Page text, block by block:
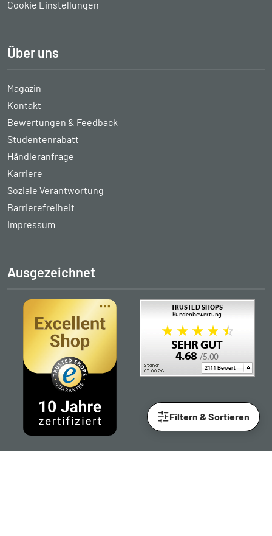
Filtern & Sortieren
Cookie Einstellungen
Über uns
Magazin
Kontakt
Bewertungen & Feedback
Studentenrabatt
Händleranfrage
Karriere
Soziale Verantwortung
Barrierefreiheit
Impressum
Ausgezeichnet